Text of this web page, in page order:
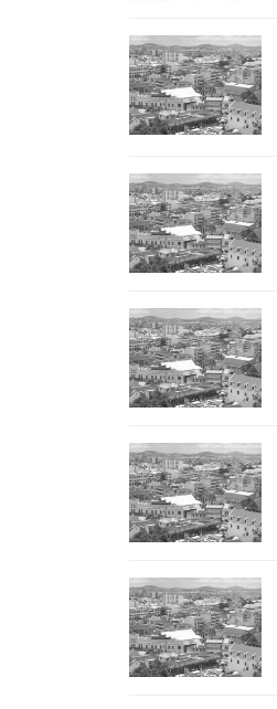
Evénements
Publications et rapports
Offres d’emploi